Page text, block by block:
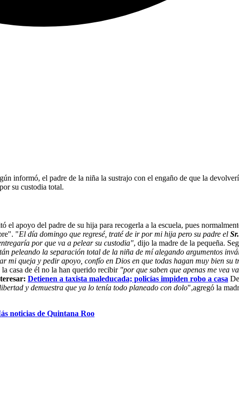
informó, el padre de la niña la sustrajo con el engaño de que la
su custodia total.
apoyo del padre de su hija para recogerla a la escuela, pues
"El día domingo que regresé, traté de ir por mi hija pero su padre el
por que va a pelear su custodia", dijo la madre de la pequeña.
peleando la separación total de la niña de mí alegando argumentos
mi queja y pedir apoyo, confío en Dios en que todas hagan muy bien
casa de él no la han querido recibir "por que saben que apenas me vea
Detienen a taxista maleducada; policías impiden robo a casa
y demuestra que ya lo tenía todo planeado con dolo",agregó la
noticias de Quintana Roo